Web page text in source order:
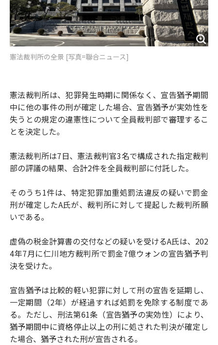
憲法裁判所の全景 [写真=聯合ニュース]
憲法裁判所は、犯罪発生時期に関係なく、宣告猶予期間
中に他の事件の刑が確定した場合、宣告猶予が実効性を
失うとの規定の違憲性について全員裁判部で審理するこ
とを決定した。
憲法裁判所は7日、憲法裁判官3名で構成された指定裁判
部の評議の結果、合計2件を全員裁判部に付託した。
そのうち1件は、特定犯罪加重処罰法違反の疑いで罰金
刑が確定したA氏が、裁判所に対して提起した裁判所願
いである。
虚偽の税金計算書の交付などの疑いを受けるA氏は、202
4年7月に仁川地方裁判所で罰金7億ウォンの宣告猶予判
決を受けた。
宣告猶予は比較的軽い犯罪に対して刑の宣告を延期し、
一定期間（2年）が経過すれば処罰を免除する制度であ
る。ただし、刑法第61条（宣告猶予の実効性）により、
猶予期間中に資格停止以上の刑に処された判決が確定し
た場合、猶予された刑が宣告される。